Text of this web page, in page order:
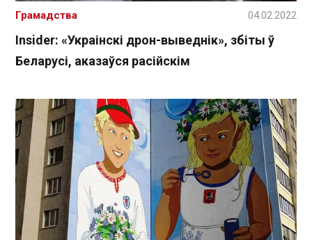
Insider: «Украінскі дрон-выведнік», збіты ў
Беларусі, аказаўся расійскім
Грамадства 04.02.2022